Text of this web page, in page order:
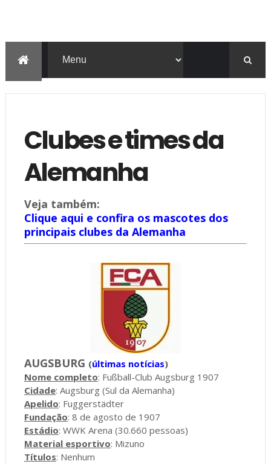
Clubes e times da
Alemanha
Veja também:
Clique aqui e confira os mascotes dos
principais clubes da Alemanha
AUGSBURG (últimas notícias)
Nome completo: Fußball-Club Augsburg 1907
Cidade: Augsburg (Sul da Alemanha)
Apelido: Fuggerstädter
Fundação: 8 de agosto de 1907
Estádio: WWK Arena (30.660 pessoas)
Material esportivo: Mizuno
Títulos: Nenhum